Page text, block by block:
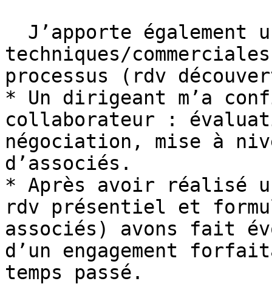
techniques/
processus (rdv
* Un dirigeant m’a
collaborateur :
négociation, mise à
d’associés.
* Après avoir réalisé
rdv présentiel et
associés) avons fait
d’un engagement
temps passé.